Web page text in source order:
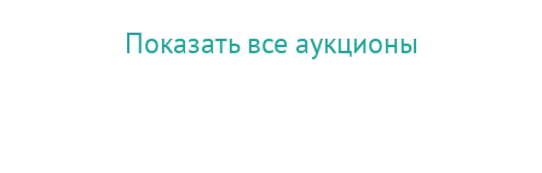
Показать все аукционы